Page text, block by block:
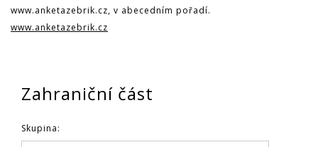
www.anketazebrik.cz, v abecedním pořadí.
www.anketazebrik.cz
Zahraniční část
Skupina: